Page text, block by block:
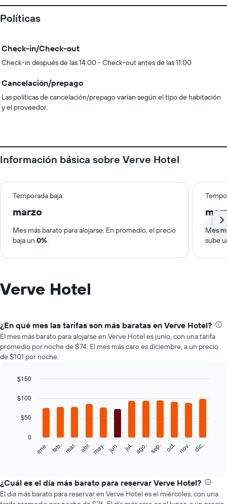
Políticas
Check-in/Check-out
Check-in después de las 14:00 - Check-out antes de las 11:00
Cancelación/prepago
Las políticas de cancelación/prepago varían según el tipo de habitación
y el proveedor.
Información básica sobre Verve Hotel
Temporada baja
marzo
Mes más barato para alojarse. En promedio, el precio
baja un 0%.
Mes
sube
Verve Hotel
¿En qué mes las tarifas son más baratas en Verve Hotel?
El mes más barato para alojarse en Verve Hotel es junio, con una tarifa
promedio por noche de $74. El mes más caro es diciembre, a un precio
de $101 por noche.
chart
bars.
siguiente
el
precio
promedio
graphic.
ene. feb. mar. abr. may. jun. jul. ago. sep. oct. nov. dic.
0
$50
$100
$150
¿Cuál es el día más barato para reservar Verve Hotel?
El día más barato para reservar en Verve Hotel es el miércoles, con una